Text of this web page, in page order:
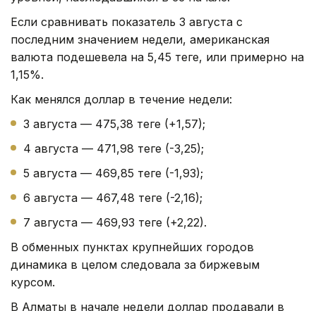
Если сравнивать показатель 3 августа с
последним значением недели, американская
валюта подешевела на 5,45 теңге, или примерно на
1,15%.
Как менялся доллар в течение недели:
3 августа — 475,38 теңге (+1,57);
4 августа — 471,98 теңге (-3,25);
5 августа — 469,85 теңге (-1,93);
6 августа — 467,48 теңге (-2,16);
7 августа — 469,93 теңге (+2,22).
В обменных пунктах крупнейших городов
динамика в целом следовала за биржевым
курсом.
В Алматы в начале недели доллар продавали в